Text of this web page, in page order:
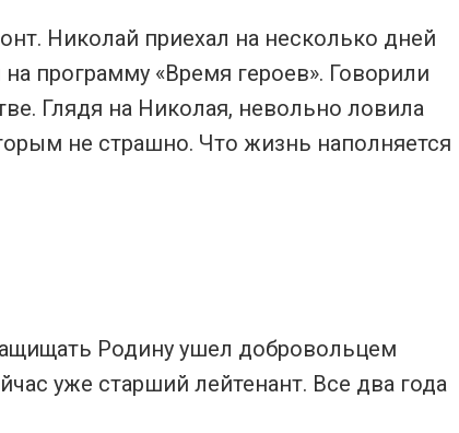
Николай приехал на несколько дней
программу «Время героев». Говорили
Глядя на Николая, невольно ловила
не страшно. Что жизнь наполняется
Родину ушел добровольцем
уже старший лейтенант. Все два года